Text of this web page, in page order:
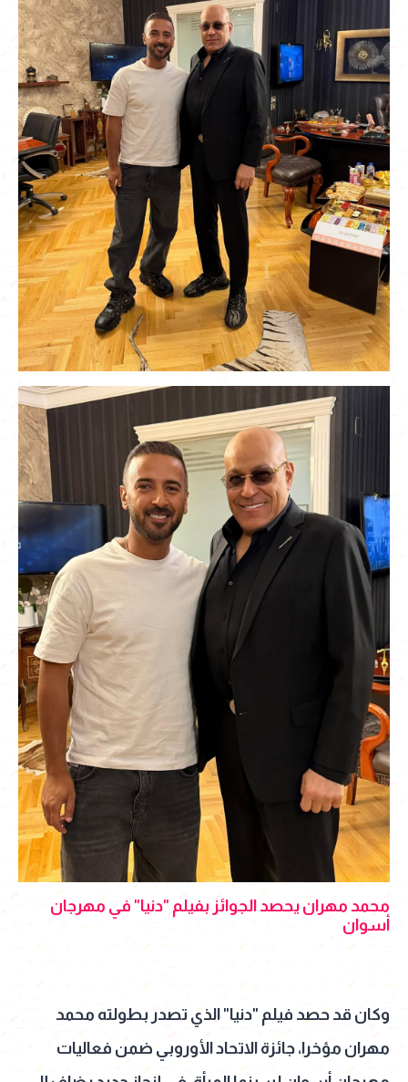
محمد مهران يحصد الجوائز بفيلم "دنيا" في مهرجان
أسوان
وكان قد حصد فيلم "دنيا" الذي تصدر بطولته محمد
مهران مؤخرا، جائزة الاتحاد الأوروبي ضمن فعاليات